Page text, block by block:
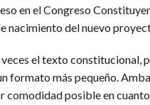
en el Congreso
nacimiento del nuevo
el texto constitucional,
formato más pequeño.
posible en